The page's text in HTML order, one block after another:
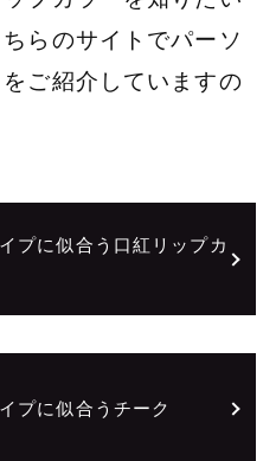
らのサイトでパーソ
ご紹介していますの
プに似合う口紅リップカ
プに似合うチーク